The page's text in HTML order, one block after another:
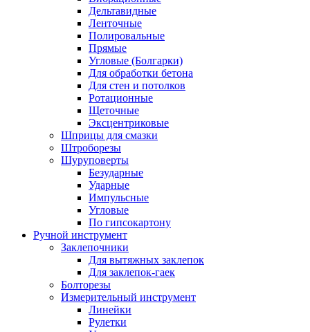
Дельтавидные
Ленточные
Полировальные
Прямые
Угловые (Болгарки)
Для обработки бетона
Для стен и потолков
Ротационные
Щеточные
Эксцентриковые
Шприцы для смазки
Штроборезы
Шуруповерты
Безударные
Ударные
Импульсные
Угловые
По гипсокартону
Ручной инструмент
Заклепочники
Для вытяжных заклепок
Для заклепок-гаек
Болторезы
Измерительный инструмент
Линейки
Рулетки